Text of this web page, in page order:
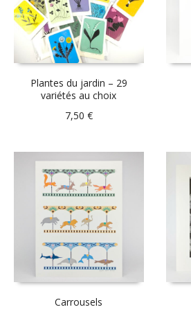
Plantes du jardin – 29
variétés au choix
7,50 €
Carrousels